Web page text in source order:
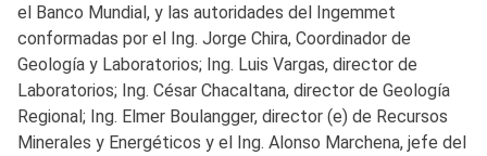
el Banco Mundial, y las autoridades del Ingemmet
conformadas por el Ing. Jorge Chira, Coordinador de
Geología y Laboratorios; Ing. Luis Vargas, director de
Laboratorios; Ing. César Chacaltana, director de Geología
Regional; Ing. Elmer Boulangger, director (e) de Recursos
Minerales y Energéticos y el Ing. Alonso Marchena, jefe del